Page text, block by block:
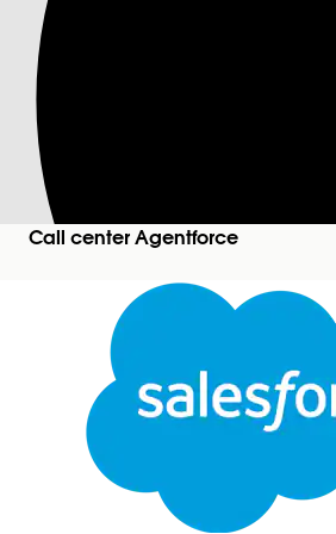
Call center Agentforce
Gestione
Utilizzare i moduli di
punteggio e aumentare la
valutare un'interazione,
opportunità di
ogni agente può esaminare
Versioni (Edition) richieste
Edizioni supportate per
Personaggi utente di
Assegnare gli insiemi di
della qualità degli agenti.
Limitazioni della
Limitazioni per i moduli
Configurazione della
Utilizzare i moduli di
distorsione del